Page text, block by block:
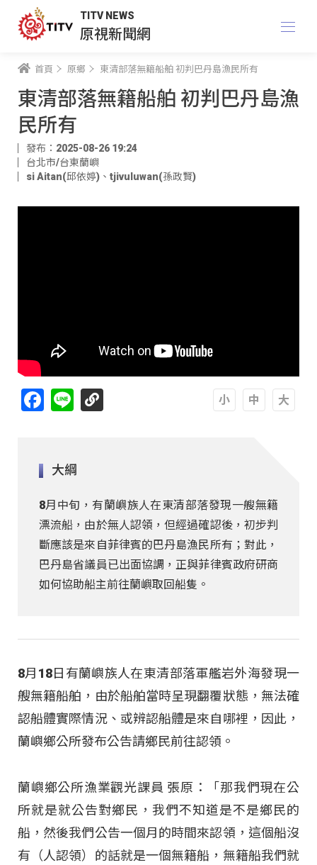
TITV NEWS
原視新聞網
首頁 原鄉 東清部落無籍船舶 初判巴丹島漁民所有
東清部落無籍船舶 初判巴丹島漁
民所有
發布：2025-08-26 19:24
台北市/台東蘭嶼
si Aitan(邱依婷) 、 tjivuluwan(孫政賢)
Facebook
Line
大綱
8月中旬，有蘭嶼族人在東清部落發現一艘無籍
漂流船，由於無人認領，但經過確認後，初步判
斷應該是來自菲律賓的巴丹島漁民所有；對此，
巴丹島省議員已出面協調，正與菲律賓政府研商
如何協助船主前往蘭嶼取回船隻。
8月18日有蘭嶼族人在東清部落軍艦岩外海發現一
艘無籍船舶，由於船舶當時呈現翻覆狀態，無法確
認船體實際情況、或辨認船體是來自哪裡，因此，
蘭嶼鄉公所發布公告請鄉民前往認領。
蘭嶼鄉公所漁業觀光課員 張原：「那我們現在公
所就是就公告對鄉民，我們不知道是不是鄉民的
船，然後我們公告一個月的時間來認領，這個船沒
有（人認領）的話就是一個無籍船，無籍船我們就